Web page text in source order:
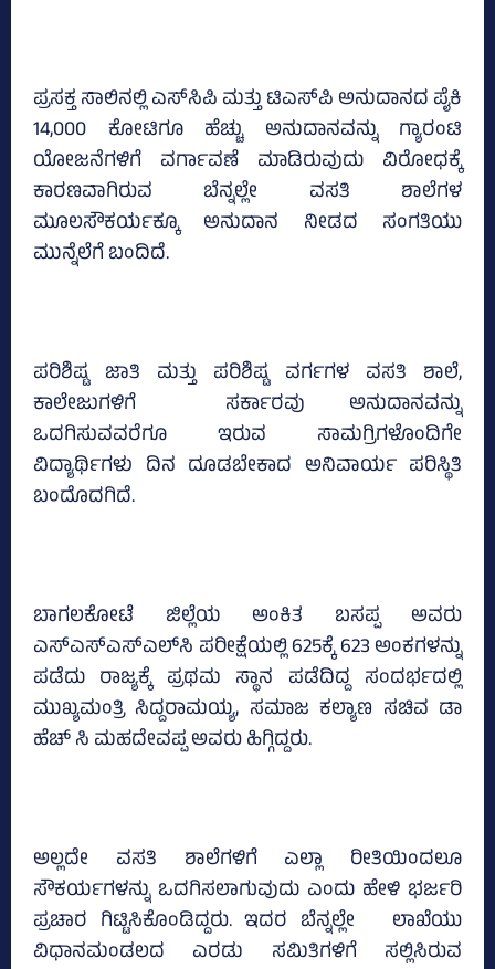
ಪ್ರಸಕ್ತ ಸಾಲಿನಲ್ಲಿ ಎಸ್‌ಸಿಪಿ ಮತ್ತು ಟಿಎಸ್‌ಪಿ ಅನುದಾನದ ಪೈಕಿ
14,000 ಕೋಟಿಗೂ ಹೆಚ್ಚು ಅನುದಾನವನ್ನು ಗ್ಯಾರಂಟಿ
ಯೋಜನೆಗಳಿಗೆ ವರ್ಗಾವಣೆ ಮಾಡಿರುವುದು ವಿರೋಧಕ್ಕೆ
ಕಾರಣವಾಗಿರುವ ಬೆನ್ನಲ್ಲೇ ವಸತಿ ಶಾಲೆಗಳ
ಮೂಲಸೌಕರ್ಯಕ್ಕೂ ಅನುದಾನ ನೀಡದ ಸಂಗತಿಯು
ಮುನ್ನೆಲೆಗೆ ಬಂದಿದೆ.
ಪರಿಶಿಷ್ಟ ಜಾತಿ ಮತ್ತು ಪರಿಶಿಷ್ಟ ವರ್ಗಗಳ ವಸತಿ ಶಾಲೆ,
ಕಾಲೇಜುಗಳಿಗೆ ಸರ್ಕಾರವು ಅನುದಾನವನ್ನು
ಒದಗಿಸುವವರೆಗೂ ಇರುವ ಸಾಮಗ್ರಿಗಳೊಂದಿಗೇ
ವಿದ್ಯಾರ್ಥಿಗಳು ದಿನ ದೂಡಬೇಕಾದ ಅನಿವಾರ್ಯ ಪರಿಸ್ಥಿತಿ
ಬಂದೊದಗಿದೆ.
ಬಾಗಲಕೋಟೆ ಜಿಲ್ಲೆಯ ಅಂಕಿತ ಬಸಪ್ಪ ಅವರು
ಎಸ್‌ಎಸ್‌ಎಸ್‌ಎಲ್‌ಸಿ ಪರೀಕ್ಷೆಯಲ್ಲಿ 625ಕ್ಕೆ 623 ಅಂಕಗಳನ್ನು
ಪಡೆದು ರಾಜ್ಯಕ್ಕೆ ಪ್ರಥಮ ಸ್ಥಾನ ಪಡೆದಿದ್ದ ಸಂದರ್ಭದಲ್ಲಿ
ಮುಖ್ಯಮಂತ್ರಿ ಸಿದ್ದರಾಮಯ್ಯ, ಸಮಾಜ ಕಲ್ಯಾಣ ಸಚಿವ ಡಾ
ಹೆಚ್‌ ಸಿ ಮಹದೇವಪ್ಪ ಅವರು ಹಿಗ್ಗಿದ್ದರು.
ಅಲ್ಲದೇ ವಸತಿ ಶಾಲೆಗಳಿಗೆ ಎಲ್ಲಾ ರೀತಿಯಿಂದಲೂ
ಸೌಕರ್ಯಗಳನ್ನು ಒದಗಿಸಲಾಗುವುದು ಎಂದು ಹೇಳಿ ಭರ್ಜರಿ
ಪ್ರಚಾರ ಗಿಟ್ಟಿಸಿಕೊಂಡಿದ್ದರು. ಇದರ ಬೆನ್ನಲ್ಲೇ ಲಾಖೆಯು
ವಿಧಾನಮಂಡಲದ ಎರಡು ಸಮಿತಿಗಳಿಗೆ ಸಲ್ಲಿಸಿರುವ